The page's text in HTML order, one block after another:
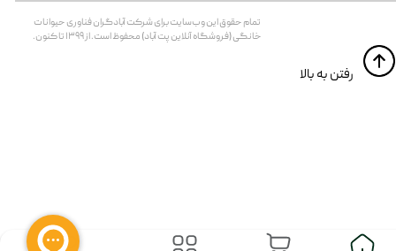
تمام حقوق اين وب‌سايت برای شرکت آبادگران فناوری حیوانات
خانگی (فروشگاه آنلاین پت آباد) محفوظ است. از ۱۳۹۹ تا کنون.
​​رفتن به بالا